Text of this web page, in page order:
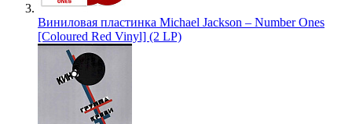
Виниловая пластинка Michael Jackson – Number Ones
[Coloured Red Vinyl] (2 LP)